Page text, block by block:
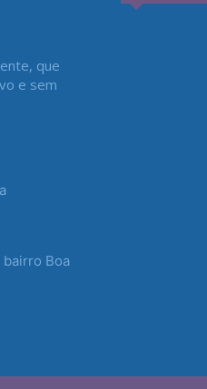
que
e sem
bairro Boa